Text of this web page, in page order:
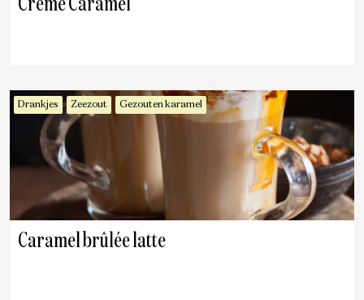
Crème Caramel
Drankjes Zeezout Gezouten karamel
Caramel brûlée latte